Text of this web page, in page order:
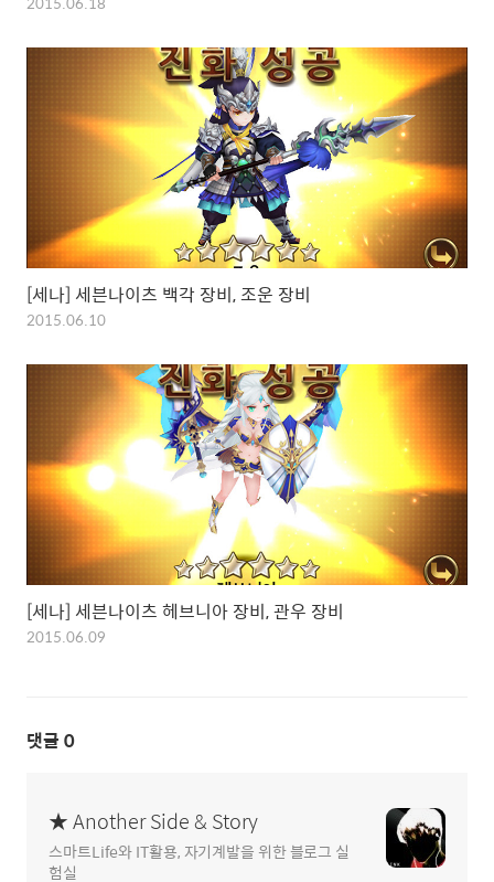
[세나] 세븐나이츠 백각 장비, 조운 장비
2015.06.10
[세나] 세븐나이츠 헤브니아 장비, 관우 장비
2015.06.09
댓글 0
★ Another Side & Story
스마트Life와 IT활용, 자기계발을 위한 블로그 실
험실